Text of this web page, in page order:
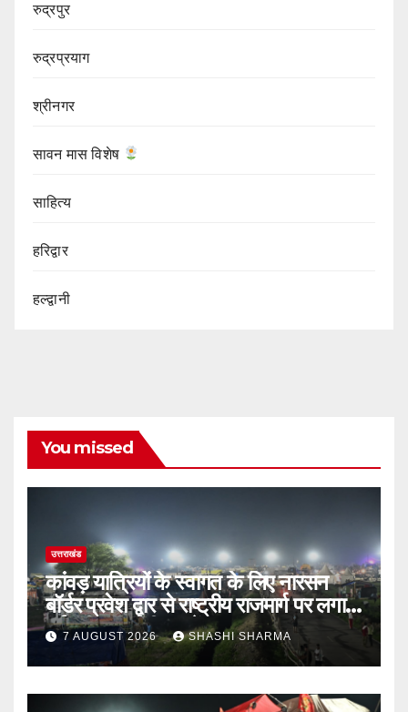
रुद्रपुर
रुद्रप्रयाग
श्रीनगर
सावन मास विशेष
साहित्य
हरिद्वार
हल्द्वानी
You missed
उत्तराखंड
कांवड़ यात्रियों के स्वागत के लिए नारसन
बॉर्डर प्रवेश द्वार से राष्ट्रीय राजमार्ग पर लगाई
गई रंगीन एलईडी लाइटें
7 AUGUST 2026 SHASHI SHARMA